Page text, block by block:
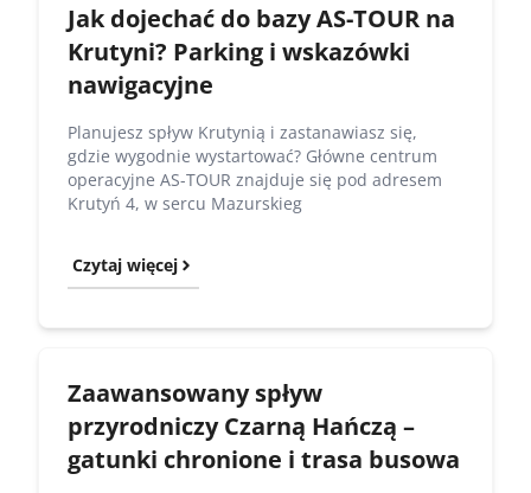
Jak dojechać do bazy AS-TOUR na
Krutyni? Parking i wskazówki
nawigacyjne
Planujesz spływ Krutynią i zastanawiasz się,
gdzie wygodnie wystartować? Główne centrum
operacyjne AS-TOUR znajduje się pod adresem
Krutyń 4, w sercu Mazurskieg
Czytaj więcej
Zaawansowany spływ
przyrodniczy Czarną Hańczą –
gatunki chronione i trasa busowa